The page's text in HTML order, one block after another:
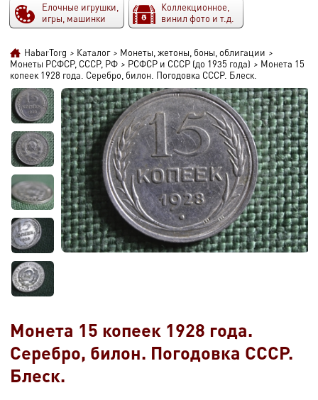
Елочные игрушки,
игры, машинки
Коллекционное,
винил фото и т.д.
HabarTorg > Каталог > Монеты, жетоны, боны, облигации >
Монеты РСФСР, СССР, РФ > РСФСР и СССР (до 1935 года) > Монета 15
копеек 1928 года. Серебро, билон. Погодовка СССР. Блеск.
Монета 15 копеек 1928 года.
Серебро, билон. Погодовка СССР.
Блеск.